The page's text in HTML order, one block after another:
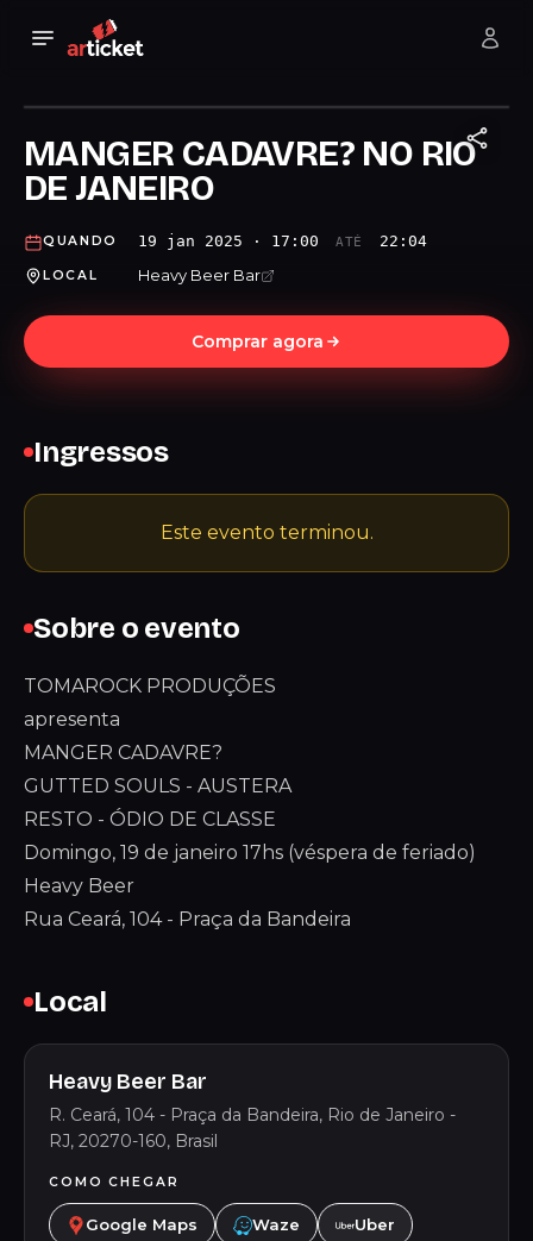
MANGER CADAVRE? NO RIO
DE JANEIRO
QUANDO 19 jan 2025 · 17:00 ATÉ 22:04
LOCAL Heavy Beer Bar
Comprar agora
Sobre o evento
TOMAROCK PRODUÇÕES
apresenta
MANGER CADAVRE?
GUTTED SOULS - AUSTERA
RESTO - ÓDIO DE CLASSE
Domingo, 19 de janeiro 17hs (véspera de feriado)
Heavy Beer
Rua Ceará, 104 - Praça da Bandeira
Local
Heavy Beer Bar
R. Ceará, 104 - Praça da Bandeira, Rio de Janeiro -
RJ, 20270-160, Brasil
COMO CHEGAR
Google Maps Waze Uber
Ingressos
Este evento terminou.